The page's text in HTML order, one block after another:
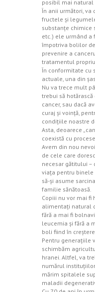
posibil mai natural
În anii următori, va
fructele şi
substanţe chimice
etc.) ele urmând a
împotriva bolilor
prevenire a
tratamentul
În conformitate cu
actuale, una din
Nu va trece mult
trebui să
cancer, sau dacă
curaj şi voinţă,
condiţiile noastre
Asta, deoarece
coexistă cu
Avem din nou
de cele care
necesar gătitului –
viaţa pentru binele
să-şi asume
familie sănătoasă.
Copiii nu vor mai fi
alimentaţi natural
fără a mai fi
leucemia şi fără a
boli fiind în
Pentru generaţiile
schimbăm
hranei. Altfel, va
numărul
mărim spitalele
maladii